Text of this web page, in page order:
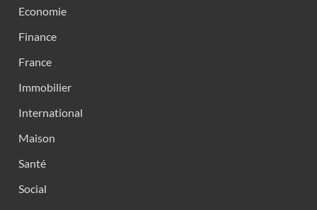
Economie
Finance
France
Immobilier
International
Maison
Santé
Social